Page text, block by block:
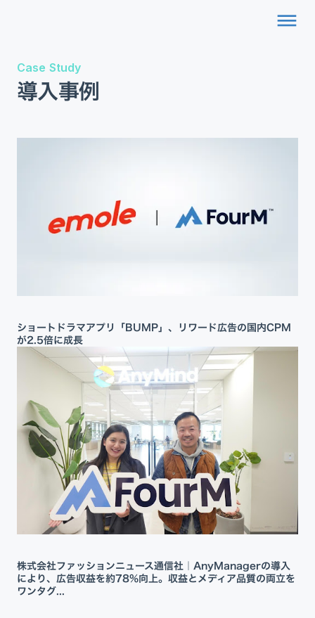
dehaze
Case Study
導入事例
ショートドラマアプリ「BUMP」、リワード広告の国内CPM
が2.5倍に成長
株式会社ファッションニュース通信社｜AnyManagerの導入
により、広告収益を約78%向上。収益とメディア品質の両立を
ワンタグ...